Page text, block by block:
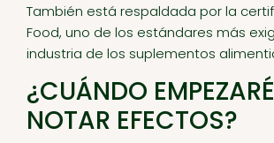
También está respaldada por la
Food, uno de los estándares más
industria de los suplementos
¿CUÁNDO
NOTAR EFECTOS?